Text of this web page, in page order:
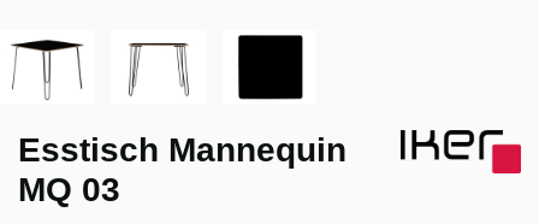
Esstisch Mannequin
MQ 03